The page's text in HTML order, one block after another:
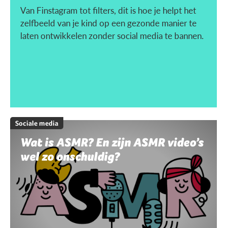
Van Finstagram tot filters, dit is hoe je helpt het
zelfbeeld van je kind op een gezonde manier te
laten ontwikkelen zonder social media te bannen.
Sociale media
Wat is ASMR? En zijn ASMR video’s
wel zo onschuldig?